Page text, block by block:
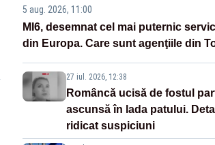
5 aug. 2026, 11:00
MI6, desemnat cel mai puternic
din Europa. Care sunt agenţiile din
27 iul. 2026, 12:38
Româncă ucisă de fostul
ascunsă în lada patului.
ridicat suspiciuni